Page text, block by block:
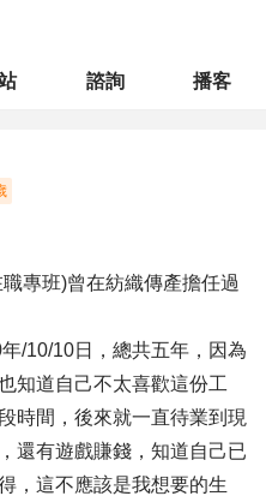
諮詢 播客
專班)曾在紡織傳產擔任過
/10/10日，總共五年，因為
知道自己不太喜歡這份工
時間，後來就一直待業到現
還有遊戲賺錢，知道自己已
，這不應該是我想要的生